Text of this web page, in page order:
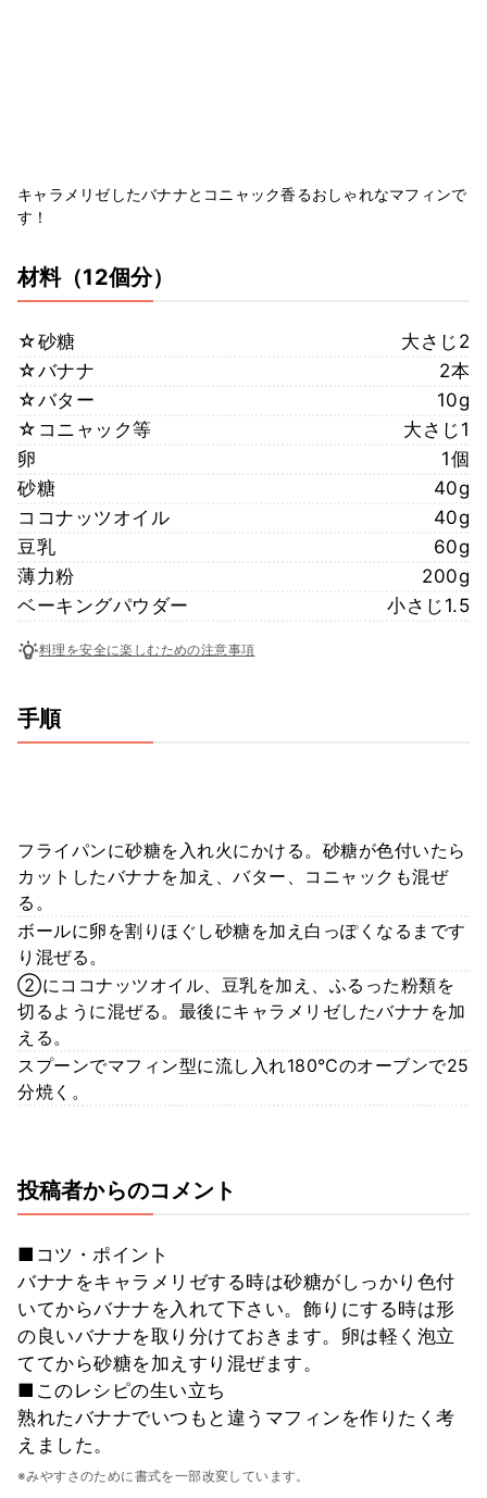
キャラメリゼしたバナナとコニャック香るおしゃれなマフィンで
す！
材料（12個分）
☆砂糖
大さじ2
☆バナナ
2本
☆バター
10g
☆コニャック等
大さじ1
卵
1個
砂糖
40g
ココナッツオイル
40g
豆乳
60g
薄力粉
200g
ベーキングパウダー
小さじ1.5
料理を安全に楽しむための注意事項
手順
フライパンに砂糖を入れ火にかける。砂糖が色付いたら
カットしたバナナを加え、バター、コニャックも混ぜ
る。
ボールに卵を割りほぐし砂糖を加え白っぽくなるまです
り混ぜる。
②にココナッツオイル、豆乳を加え、ふるった粉類を
切るように混ぜる。最後にキャラメリゼしたバナナを加
える。
スプーンでマフィン型に流し入れ180℃のオーブンで25
分焼く。
投稿者からのコメント
■コツ・ポイント
バナナをキャラメリゼする時は砂糖がしっかり色付
いてからバナナを入れて下さい。飾りにする時は形
の良いバナナを取り分けておきます。卵は軽く泡立
ててから砂糖を加えすり混ぜます。
■このレシピの生い立ち
熟れたバナナでいつもと違うマフィンを作りたく考
えました。
※みやすさのために書式を一部改変しています。